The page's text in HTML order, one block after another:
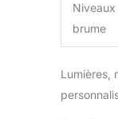
brume
Lumières,